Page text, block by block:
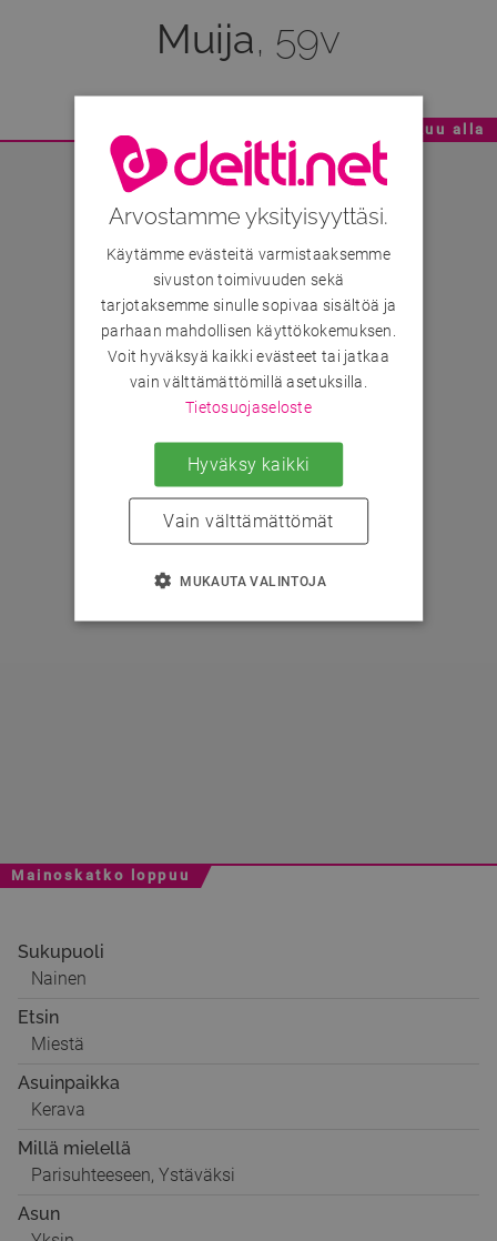
Muija, 59v
Mainoskatko - Sisältö jatkuu alla
Mainoskatko loppuu
Sukupuoli
Nainen
Etsin
Miestä
Asuinpaikka
Kerava
Millä mielellä
Parisuhteeseen, Ystäväksi
Asun
Arvostamme yksityisyyttäsi.
Käytämme evästeitä varmistaaksemme
sivuston toimivuuden sekä
tarjotaksemme sinulle sopivaa sisältöä ja
parhaan mahdollisen käyttökokemuksen.
Voit hyväksyä kaikki evästeet tai jatkaa
vain välttämättömillä asetuksilla.
Tietosuojaseloste
Hyväksy kaikki
Vain välttämättömät
MUKAUTA VALINTOJA